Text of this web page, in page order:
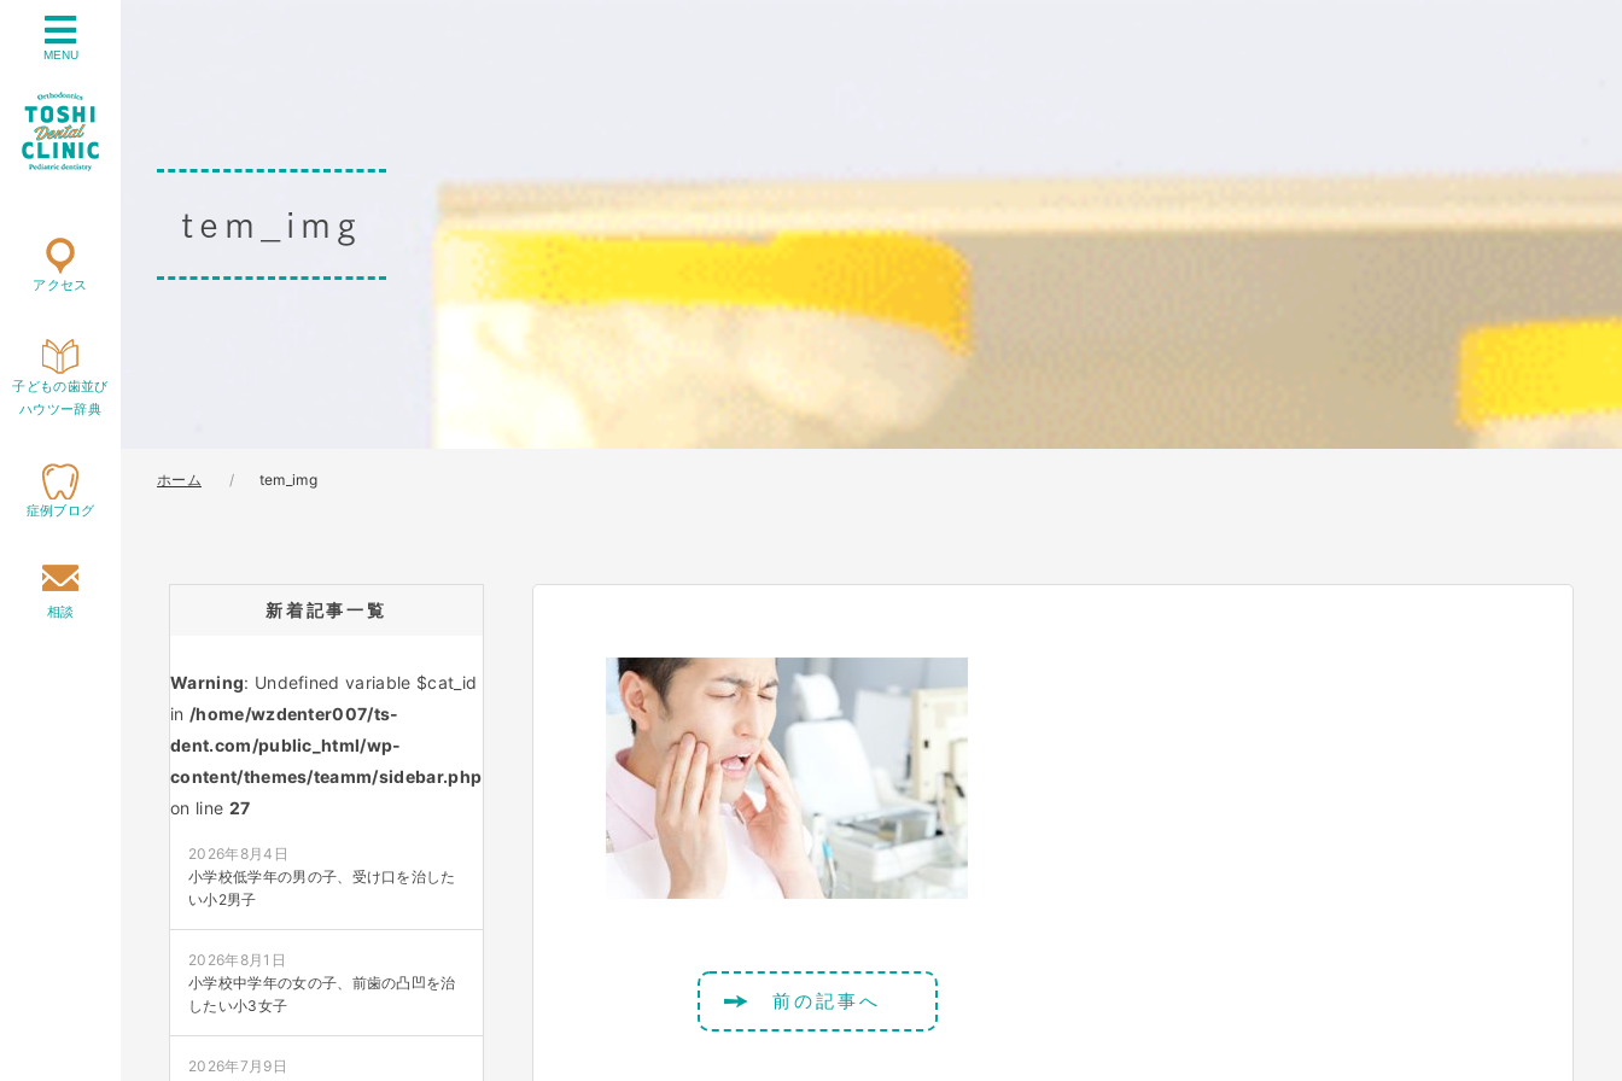
MENU
アクセス
子どもの歯並び
ハウツー辞典
症例ブログ
相談
tem_img
ホーム tem_img
新着記事一覧
Warning: Undefined variable $cat_id
in /home/wzdenter007/ts-
dent.com/public_html/wp-
content/themes/teamm/sidebar.php
on line 27
2026年8月4日
小学校低学年の男の子、受け口を治した
い小2男子
2026年8月1日
小学校中学年の女の子、前歯の凸凹を治
したい小3女子
2026年7月9日
前の記事へ